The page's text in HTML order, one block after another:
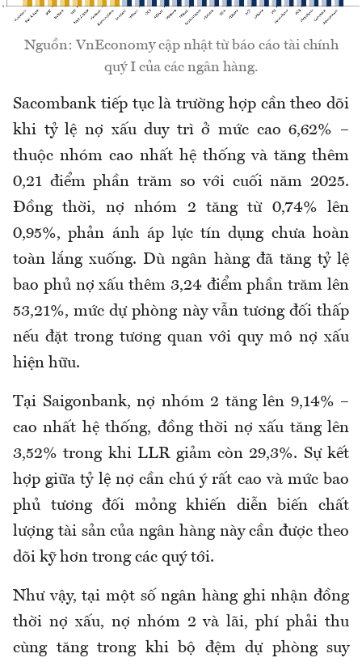
Nguồn: VnEconomy cập nhật từ báo cáo tài chính
quý I của các ngân hàng.
Sacombank tiếp tục là trường hợp cần theo dõi
khi tỷ lệ nợ xấu duy trì ở mức cao 6,62% –
thuộc nhóm cao nhất hệ thống và tăng thêm
0,21 điểm phần trăm so với cuối năm 2025.
Đồng thời, nợ nhóm 2 tăng từ 0,74% lên
0,95%, phản ánh áp lực tín dụng chưa hoàn
toàn lắng xuống. Dù ngân hàng đã tăng tỷ lệ
bao phủ nợ xấu thêm 3,24 điểm phần trăm lên
53,21%, mức dự phòng này vẫn tương đối thấp
nếu đặt trong tương quan với quy mô nợ xấu
hiện hữu.
Tại Saigonbank, nợ nhóm 2 tăng lên 9,14% –
cao nhất hệ thống, đồng thời nợ xấu tăng lên
3,52% trong khi LLR giảm còn 29,3%. Sự kết
hợp giữa tỷ lệ nợ cần chú ý rất cao và mức bao
phủ tương đối mỏng khiến diễn biến chất
lượng tài sản của ngân hàng này cần được theo
dõi kỹ hơn trong các quý tới.
Như vậy, tại một số ngân hàng ghi nhận đồng
thời nợ xấu, nợ nhóm 2 và lãi, phí phải thu
cùng tăng trong khi bộ đệm dự phòng suy